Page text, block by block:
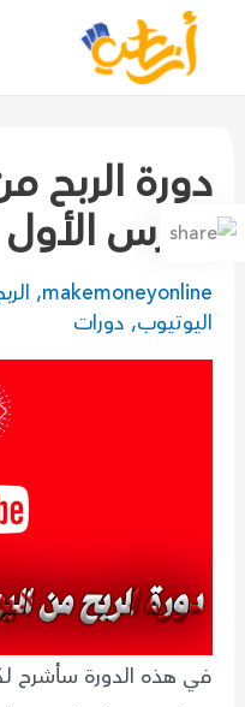
تخطي
دورة الربح
الدرس الأول
makemoneyonline
,
اليوتيوب, دورات
في هذه الدورة سأشرح